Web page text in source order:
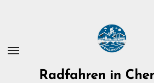
Radfahren in